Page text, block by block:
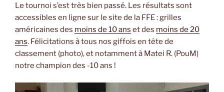
Le tournoi s’est très bien passé. Les résultats sont
accessibles en ligne sur le site de la FFE : grilles
américaines des moins de 10 ans et des moins de 20
ans. Félicitations à tous nos giffois en tête de
classement (photo), et notamment à Matei R. (PouM)
notre champion des -10 ans !